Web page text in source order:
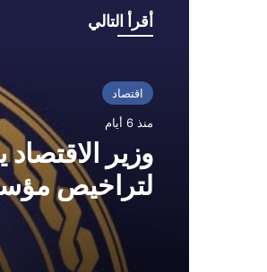
أقرأ التالي
اقتصاد
منذ 6 أيام
وزير
لتراخيص